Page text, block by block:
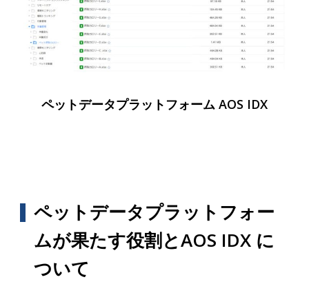
ペットデータプラットフォーム AOS IDX
ペットデータプラットフォー
ムが果たす役割とAOS IDX に
ついて